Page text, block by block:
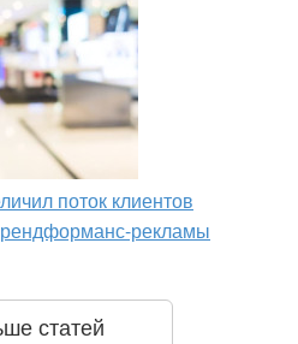
поток клиентов
рекламы
статей